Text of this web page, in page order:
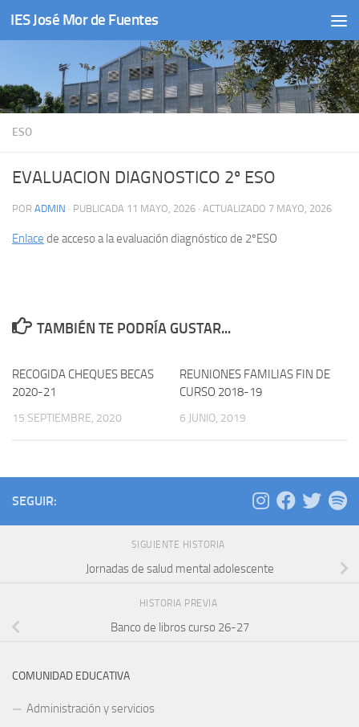
Saltar al contenido
IES José Mor de Fuentes
ESO
EVALUACION DIAGNOSTICO 2º ESO
POR ADMIN · PUBLICADA 11 MAYO, 2026 · ACTUALIZADO 7 MAYO, 2026
Enlace de acceso a la evaluación diagnóstico de 2ºESO
TAMBIÉN TE PODRÍA GUSTAR...
RECOGIDA CHEQUES BECAS
2020-21
15 SEPTIEMBRE, 2020
REUNIONES FAMILIAS FIN DE
CURSO 2018-19
6 JUNIO, 2019
SEGUIR:
SIGUIENTE HISTORIA
Jornadas de salud mental adolescente
HISTORIA PREVIA
Banco de libros curso 26-27
COMUNIDAD EDUCATIVA
Administración y servicios